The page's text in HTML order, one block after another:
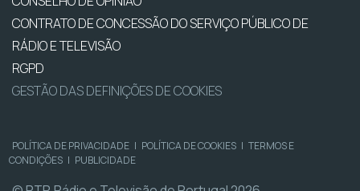
CONTRATO DE CONCESSÃO DO SERVIÇO PÚBLICO DE
RÁDIO E TELEVISÃO
RGPD
GESTÃO DAS DEFINIÇÕES DE COOKIES
POLÍTICA DE PRIVACIDADE | POLÍTICA DE COOKIES | TERMOS E
CONDIÇÕES | PUBLICIDADE